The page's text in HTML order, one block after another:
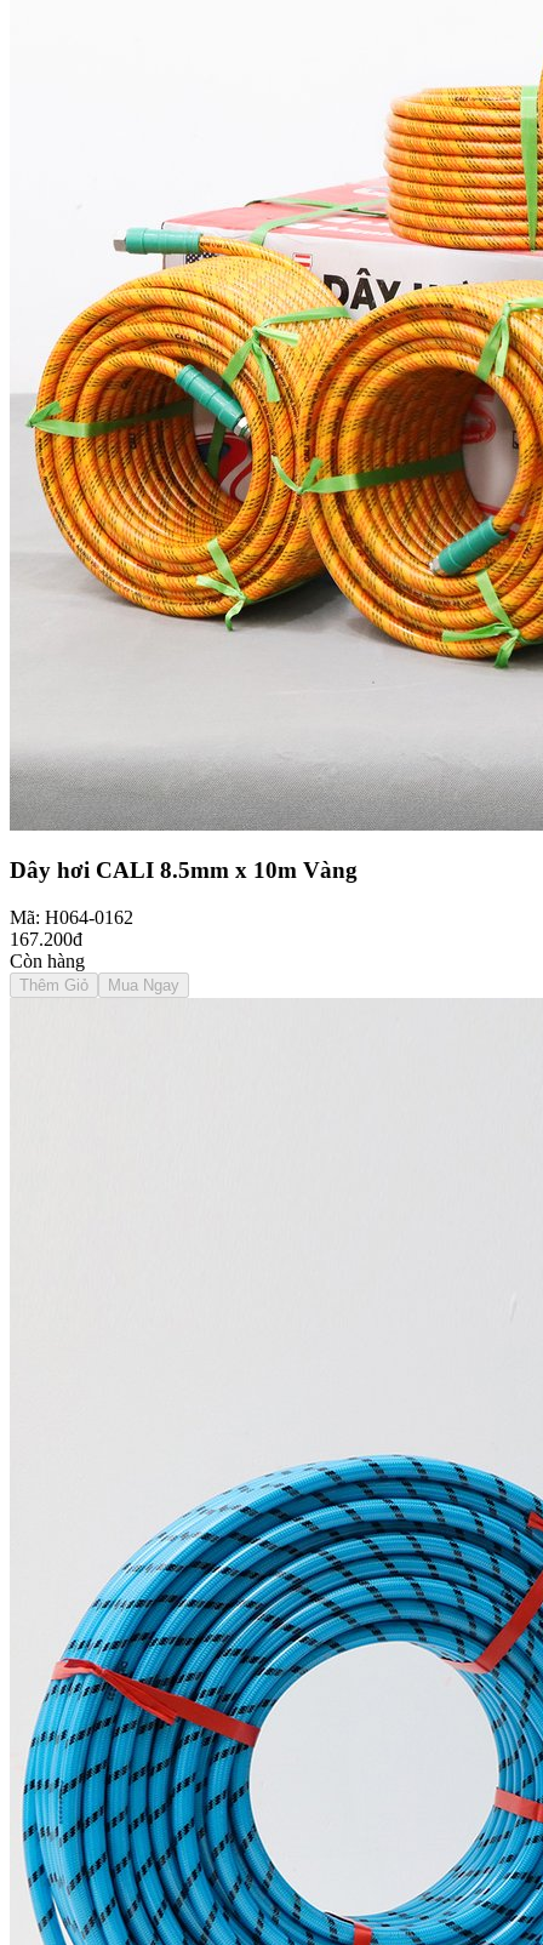
Dây hơi CALI 8.5mm x 10m Vàng
Mã: H064-0162
167.200đ
Còn hàng
Thêm Giỏ Mua Ngay